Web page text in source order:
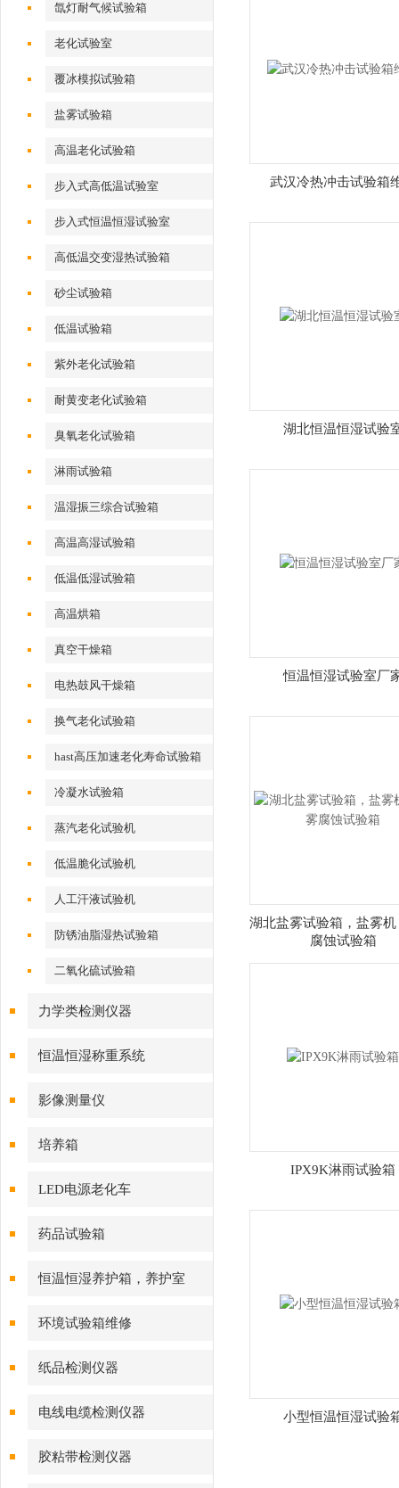
氙灯耐气候试验箱
老化试验室
覆冰模拟试验箱
盐雾试验箱
高温老化试验箱
步入式高低温试验室
步入式恒温恒湿试验室
高低温交变湿热试验箱
砂尘试验箱
低温试验箱
紫外老化试验箱
耐黄变老化试验箱
臭氧老化试验箱
淋雨试验箱
温湿振三综合试验箱
高温高湿试验箱
低温低湿试验箱
高温烘箱
真空干燥箱
电热鼓风干燥箱
换气老化试验箱
hast高压加速老化寿命试验箱
冷凝水试验箱
蒸汽老化试验机
低温脆化试验机
人工汗液试验机
防锈油脂湿热试验箱
二氧化硫试验箱
力学类检测仪器
恒温恒湿称重系统
影像测量仪
培养箱
LED电源老化车
药品试验箱
恒温恒湿养护箱，养护室
环境试验箱维修
纸品检测仪器
电线电缆检测仪器
胶粘带检测仪器
武汉冷热冲击试验箱
湖北恒温恒湿试验
恒温恒湿试验室厂
湖北盐雾试验箱，盐雾
腐蚀试验箱
IPX9K淋雨试验箱
小型恒温恒湿试验